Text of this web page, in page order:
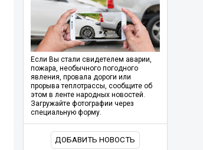
Если Вы стали свидетелем аварии,
пожара, необычного погодного
явления, провала дороги или
прорыва теплотрассы, сообщите об
этом в ленте народных новостей.
Загружайте фотографии через
специальную форму.
ДОБАВИТЬ НОВОСТЬ